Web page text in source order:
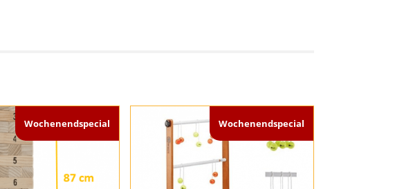
Wochenendspecial Wochenendspecial